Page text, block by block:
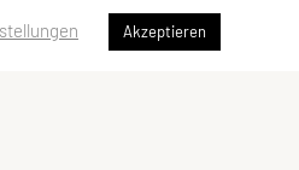
Akzeptieren